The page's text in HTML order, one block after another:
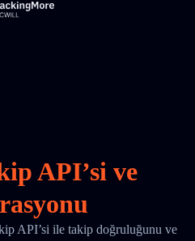
API’si ve
API’si ile takip doğruluğunu ve